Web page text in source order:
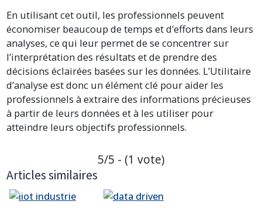
En utilisant cet outil, les professionnels peuvent
économiser beaucoup de temps et d’efforts dans leurs
analyses, ce qui leur permet de se concentrer sur
l’interprétation des résultats et de prendre des
décisions éclairées basées sur les données. L’Utilitaire
d’analyse est donc un élément clé pour aider les
professionnels à extraire des informations précieuses
à partir de leurs données et à les utiliser pour
atteindre leurs objectifs professionnels.
5/5 - (1 vote)
Articles similaires